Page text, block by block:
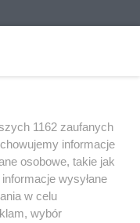
Serwis Informacyjny Miasta
HOSTING
1162 zaufanych
informacje
osobowe, takie jak
wysyłane
w celu
wybór